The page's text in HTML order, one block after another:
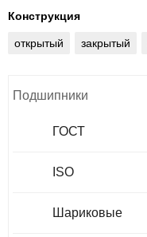
Конструкция
открытый закрытый
Подшипники
ГОСТ
ISO
Шариковые